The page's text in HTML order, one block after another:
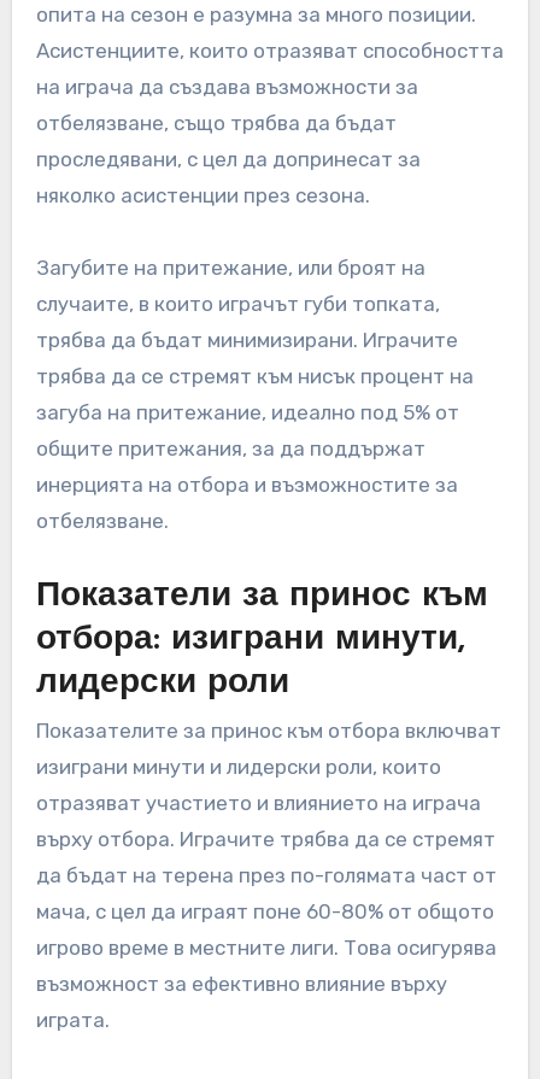
опита на сезон е разумна за много позиции.
Асистенциите, които отразяват способността
на играча да създава възможности за
отбелязване, също трябва да бъдат
проследявани, с цел да допринесат за
няколко асистенции през сезона.
Загубите на притежание, или броят на
случаите, в които играчът губи топката,
трябва да бъдат минимизирани. Играчите
трябва да се стремят към нисък процент на
загуба на притежание, идеално под 5% от
общите притежания, за да поддържат
инерцията на отбора и възможностите за
отбелязване.
Показатели за принос към
отбора: изиграни минути,
лидерски роли
Показателите за принос към отбора включват
изиграни минути и лидерски роли, които
отразяват участието и влиянието на играча
върху отбора. Играчите трябва да се стремят
да бъдат на терена през по-голямата част от
мача, с цел да играят поне 60-80% от общото
игрово време в местните лиги. Това осигурява
възможност за ефективно влияние върху
играта.